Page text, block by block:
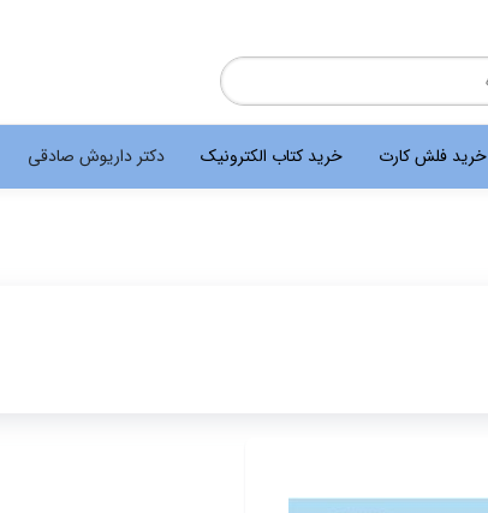
خرید فلش کارت خرید کتاب الکترونیک دکتر داریوش صادقی